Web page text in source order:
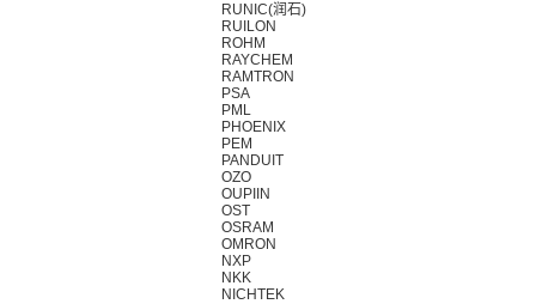
RUNIC(润石)
RUILON
ROHM
RAYCHEM
RAMTRON
PSA
PML
PHOENIX
PEM
PANDUIT
OZO
OUPIIN
OST
OSRAM
OMRON
NXP
NKK
NICHTEK